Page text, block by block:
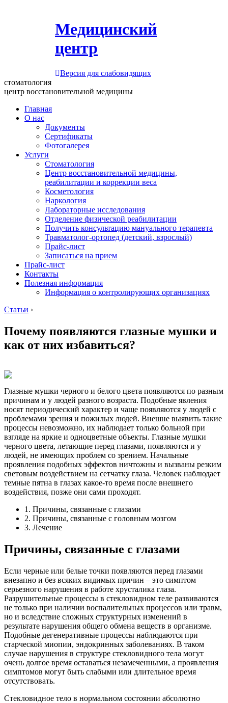
Медицинский
центр
Версия для слабовидящих
стоматология
центр восстановительной медицины
Главная
О нас
Документы
Сертификаты
Фотогалерея
Услуги
Стоматология
Центр восстановительной медицины,
реабилитации и коррекции веса
Косметология
Наркология
Лабораторные исследования
Отделение физической реабилитации
Получить консультацию мануального терапевта
Травматолог-ортопед (детский, взрослый)
Прайс-лист
Записаться на прием
Прайс-лист
Контакты
Полезная информация
Информация о контролирующих организациях
Статьи ›
Почему появляются глазные мушки и
как от них избавиться?
Глазные мушки черного и белого цвета появляются по разным
причинам и у людей разного возраста. Подобные явления
носят периодический характер и чаще появляются у людей с
проблемами зрения и пожилых людей. Внешне выявить такие
процессы невозможно, их наблюдает только больной при
взгляде на яркие и одноцветные объекты. Глазные мушки
черного цвета, летающие перед глазами, появляются и у
людей, не имеющих проблем со зрением. Начальные
проявления подобных эффектов ничтожны и вызваны резким
световым воздействием на сетчатку глаза. Человек наблюдает
темные пятна в глазах какое-то время после внешнего
воздействия, позже они сами проходят.
1. Причины, связанные с глазами
2. Причины, связанные с головным мозгом
3. Лечение
Причины, связанные с глазами
Если черные или белые точки появляются перед глазами
внезапно и без всяких видимых причин – это симптом
серьезного нарушения в работе хрусталика глаза.
Разрушительные процессы в стекловидном теле развиваются
не только при наличии воспалительных процессов или травм,
но и вследствие сложных структурных изменений в
результате нарушения общего обмена веществ в организме.
Подобные дегенеративные процессы наблюдаются при
старческой миопии, эндокринных заболеваниях. В таком
случае нарушения в структуре стекловидного тела могут
очень долгое время оставаться незамеченными, а проявления
симптомов могут быть слабыми или длительное время
отсутствовать.
Стекловидное тело в нормальном состоянии абсолютно